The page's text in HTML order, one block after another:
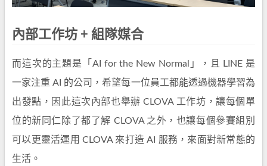
內部工作坊 + 組隊媒合
而這次的主題是「AI for the New Normal」，且 LINE 是
一家注重 AI 的公司，希望每一位員工都能透過機器學習為
出發點，因此這次內部也舉辦 CLOVA 工作坊，讓每個單
位的新同仁除了都了解 CLOVA 之外，也讓每個參賽組別
可以更靈活運用 CLOVA 來打造 AI 服務，來面對新常態的
生活。